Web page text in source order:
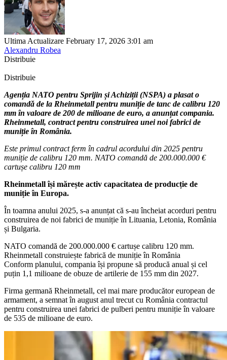
Ultima Actualizare February 17, 2026 3:01 am
Alexandru Robea
Distribuie
Distribuie
Agenția NATO pentru Sprijin și Achiziții (NSPA) a plasat o
comandă de la Rheinmetall pentru muniție de tanc de calibru 120
mm în valoare de 200 de milioane de euro, a anunțat compania.
Rheinmetall, contract pentru construirea unei noi fabrici de
muniție în România.
Este primul contract ferm în cadrul acordului din 2025 pentru
muniție de calibru 120 mm. NATO comandă de 200.000.000 €
cartușe calibru 120 mm
Rheinmetall își mărește activ capacitatea de producție de
muniție în Europa.
În toamna anului 2025, s-a anunțat că s-au încheiat acorduri pentru
construirea de noi fabrici de muniție în Lituania, Letonia, România
și Bulgaria.
NATO comandă de 200.000.000 € cartușe calibru 120 mm.
Rheinmetall construiește fabrică de muniție în România
Conform planului, compania își propune să producă anual și cel
puțin 1,1 milioane de obuze de artilerie de 155 mm din 2027.
Firma germană Rheinmetall, cel mai mare producător european de
armament, a semnat în august anul trecut cu România contractul
pentru construirea unei fabrici de pulberi pentru muniție în valoare
de 535 de milioane de euro.